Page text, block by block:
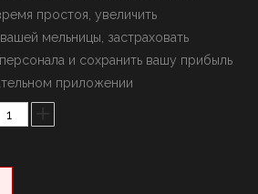
простоя, увеличить
мельницы, застраховать
и сохранить вашу прибыль
приложении